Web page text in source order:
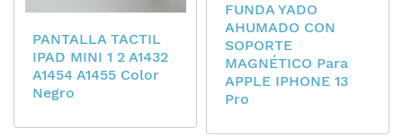
PANTALLA TACTIL
IPAD MINI 1 2 A1432
A1454 A1455 Color
Negro
FUNDA YADO
AHUMADO CON
SOPORTE
MAGNÉTICO Para
APPLE IPHONE 13
Pro